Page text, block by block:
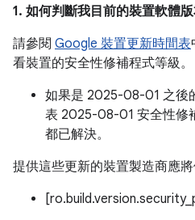
1. 如何判斷我目前的裝置軟體
請參閱 Google 裝置更新時間表
看裝置的安全性修補程式等級。
如果是 2025-08-01 之後
表 2025-08-01 安全性修
都已解決。
提供這些更新的裝置製造商應